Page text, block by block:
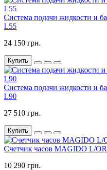
Система подачи жидкости и
L55
24 150 грн.
Купить
Система подачи жидкости и
L90
27 510 грн.
Купить
Счетчик часов MAGIDO L/OR
10 290 грн.